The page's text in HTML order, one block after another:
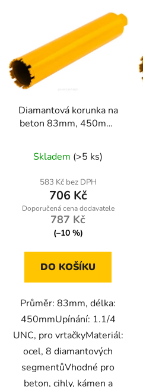
Diamantová korunka na
beton 83mm, 450mm,
Skladem (>5 ks)
583 Kč bez DPH
706 Kč
787 Kč
(–10 %)
DO KOŠÍKU
Průměr: 83mm, délka:
450mmUpínání: 1.1/4
UNC, pro vrtačkyMateriál:
ocel, 8 diamantových
segmentůVhodné pro
beton, cihly, kámen a